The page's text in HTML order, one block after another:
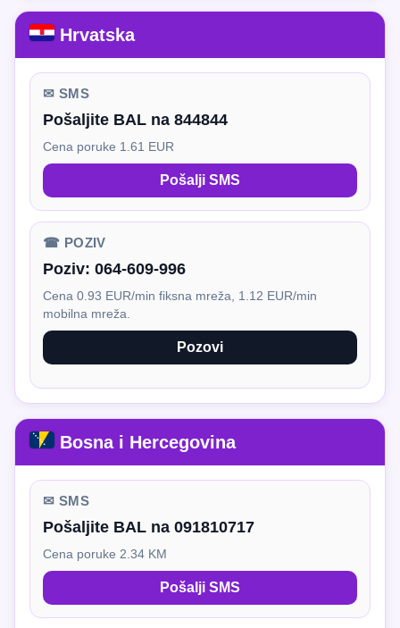
Hrvatska
✉ SMS
Pošaljite BAL na 844844
Cena poruke 1.61 EUR
Pošalji SMS
☎ POZIV
Poziv: 064-609-996
Cena 0.93 EUR/min fiksna mreža, 1.12 EUR/min
mobilna mreža.
Pozovi
Bosna i Hercegovina
✉ SMS
Pošaljite BAL na 091810717
Cena poruke 2.34 KM
Pošalji SMS